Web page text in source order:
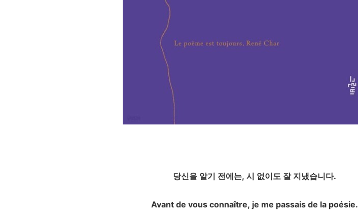
당신을 알기 전에는, 시 없이도 잘 지냈습니다.
Avant de vous connaître, je me passais de la poésie.